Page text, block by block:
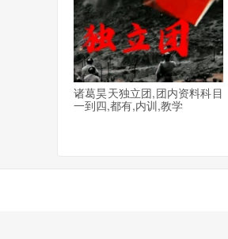
诸葛昊天独立团,团内资料科目
一到四,都有,内训,教学